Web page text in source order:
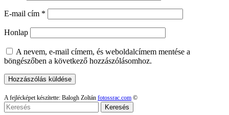
E-mail cím *
Honlap
A nevem, e-mail címem, és weboldalcímem mentése a
böngészőben a következő hozzászólásomhoz.
A fejlécképet készítette: Balogh Zoltán fotossrac.com ©
Keresés